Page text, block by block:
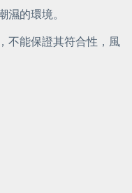
濕的環境。
不能保證其符合性，風